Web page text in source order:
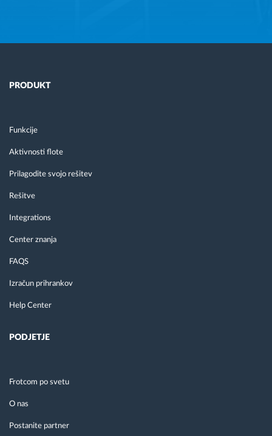
PRODUKT
Funkcije
Aktivnosti flote
Prilagodite svojo rešitev
Rešitve
Integrations
Center znanja
FAQS
Izračun prihrankov
Help Center
PODJETJE
Frotcom po svetu
O nas
Postanite partner